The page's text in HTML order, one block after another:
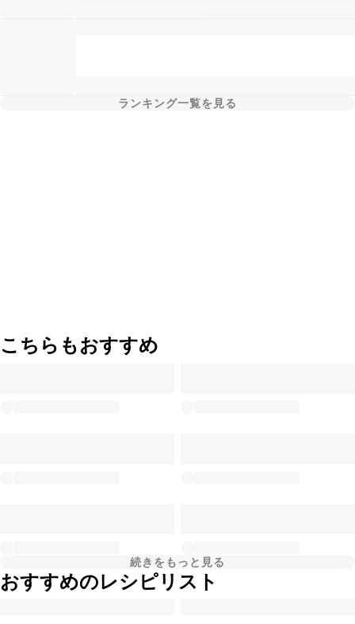
ランキング一覧を見る
こちらもおすすめ
続きをもっと見る
おすすめのレシピリスト